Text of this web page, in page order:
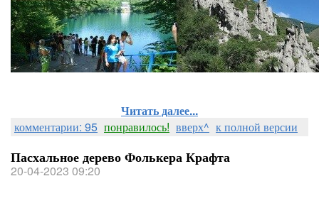
Читать далее...
комментарии: 95 понравилось! вверх^ к полной версии
Пасхальное дерево Фолькера Крафта
20-04-2023 09:20